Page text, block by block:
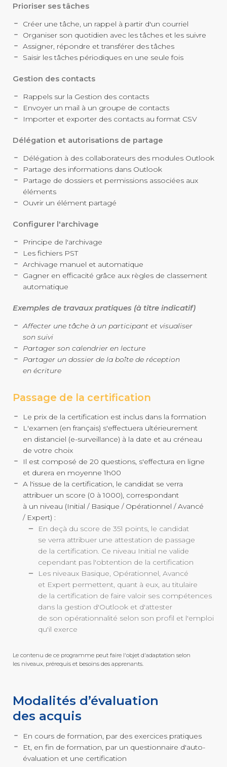
Prioriser ses tâches
Créer une tâche, un rappel à partir d'un courriel
Organiser son quotidien avec les tâches et les suivre
Assigner, répondre et transférer des tâches
Saisir les tâches périodiques en une seule fois
Gestion des contacts
Rappels sur la Gestion des contacts
Envoyer un mail à un groupe de contacts
Importer et exporter des contacts au format CSV
Délégation et autorisations de partage
Délégation à des collaborateurs des modules Outlook
Partage des informations dans Outlook
Partage de dossiers et permissions associées aux
éléments
Ouvrir un élément partagé
Configurer l'archivage
Principe de l'archivage
Les fichiers PST
Archivage manuel et automatique
Gagner en efficacité grâce aux règles de classement
automatique
Exemples de travaux pratiques (à titre indicatif)
Affecter une tâche à un participant et visualiser
son suivi
Partager son calendrier en lecture
Partager un dossier de la boîte de réception
en écriture
Passage de la certification
Le prix de la certification est inclus dans la formation
L'examen (en français) s'effectuera ultérieurement
en distanciel (e-surveillance) à la date et au créneau
de votre choix
Il est composé de 20 questions, s'effectura en ligne
et durera en moyenne 1h00
A l'issue de la certification, le candidat se verra
attribuer un score (0 à 1000), correspondant
à un niveau (Initial / Basique / Opérationnel / Avancé
/ Expert) :
En deçà du score de 351 points, le candidat
se verra attribuer une attestation de passage
de la certification. Ce niveau Initial ne valide
cependant pas l'obtention de la certification
Les niveaux Basique, Opérationnel, Avancé
et Expert permettent, quant à eux, au titulaire
de la certification de faire valoir ses compétences
dans la gestion d'Outlook et d'attester
de son opérationnalité selon son profil et l'emploi
qu'il exerce
Le contenu de ce programme peut faire l'objet d'adaptation selon
les niveaux, prérequis et besoins des apprenants.
Modalités d’évaluation
des acquis
En cours de formation, par des exercices pratiques
Et, en fin de formation, par un questionnaire d'auto-
évaluation et une certification